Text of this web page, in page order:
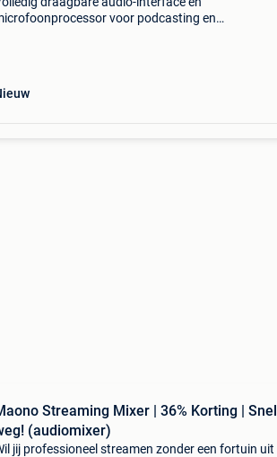
voor podcasting en
Streaming Mixer | 36% Korting | Snel
(audiomixer)
jij professioneel streamen zonder een fortuin uit